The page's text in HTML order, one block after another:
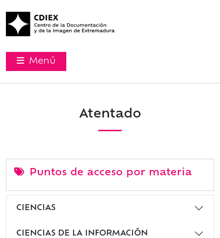
Menú
Atentado
Puntos de acceso por materia
CIENCIAS
CIENCIAS DE LA INFORMACIÓN